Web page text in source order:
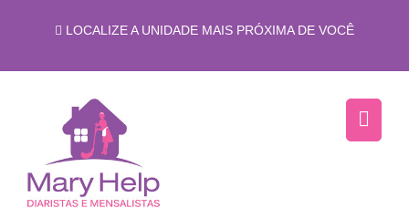
LOCALIZE A UNIDADE MAIS PRÓXIMA DE VOCÊ